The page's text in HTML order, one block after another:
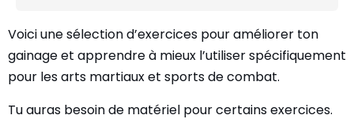
Voici une sélection d’exercices pour améliorer ton
gainage et apprendre à mieux l’utiliser spécifiquement
pour les arts martiaux et sports de combat.
Tu auras besoin de matériel pour certains exercices.